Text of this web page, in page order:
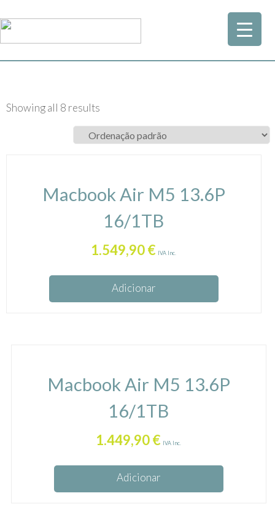
Showing all 8 results
Macbook Air M5 13.6P
16/1TB
1.549,90€ IVA Inc.
Adicionar
Macbook Air M5 13.6P
16/1TB
1.449,90€ IVA Inc.
Adicionar